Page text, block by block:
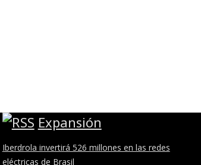
Expansión
Iberdrola invertirá 526 millones en las redes
eléctricas de Brasil